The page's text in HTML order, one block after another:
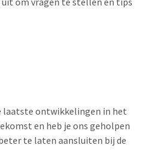
laatste ontwikkelingen in het
en heb je ons geholpen
te laten aansluiten bij de